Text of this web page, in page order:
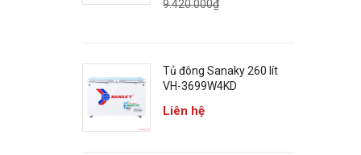
9.420.000₫
Tủ đông Sanaky 260 lít
VH-3699W4KD
Liên hệ